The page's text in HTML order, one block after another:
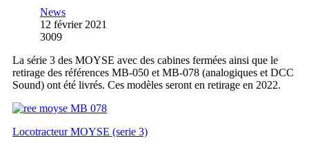
News
12 février 2021
3009
La série 3 des MOYSE avec des cabines fermées ainsi que le
retirage des références MB-050 et MB-078 (analogiques et DCC
Sound) ont été livrés. Ces modèles seront en retirage en 2022.
Locotracteur MOYSE (serie 3)